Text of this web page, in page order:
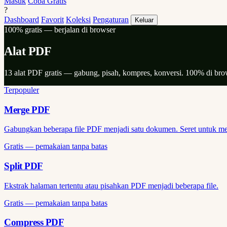
?
Dashboard Favorit Koleksi Pengaturan Keluar
100% gratis — berjalan di browser
Alat PDF
13 alat PDF gratis — gabung, pisah, kompres, konversi. 100% di
Terpopuler
Merge PDF
Gabungkan beberapa file PDF menjadi satu dokumen. Seret untuk
Gratis — pemakaian tanpa batas
Split PDF
Ekstrak halaman tertentu atau pisahkan PDF menjadi beberapa file.
Gratis — pemakaian tanpa batas
Compress PDF